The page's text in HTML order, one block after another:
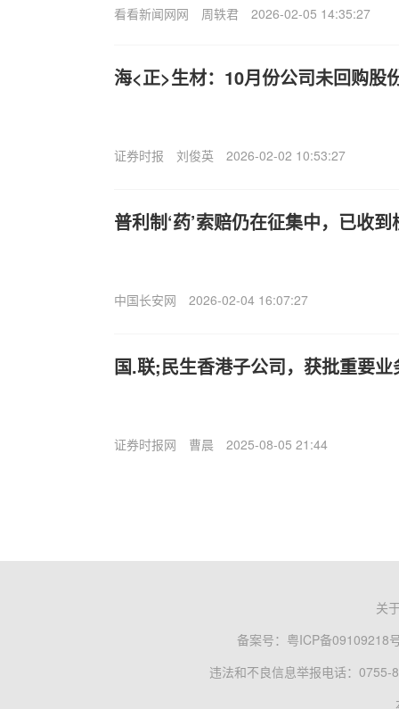
看看新闻网网 周轶君 2026-02-05 14:35:27
海<正>生材：10月份公司未回购股
证券时报 刘俊英 2026-02-02 10:53:27
普利制‘药’索赔仍在征集中，已收
中国长安网 2026-02-04 16:07:27
国.联;民生香港子公司，获批重要业
证券时报网 曹晨 2025-08-05 21:44
关
备案号： 粤ICP备09109218
违法和不良信息举报电话：0755-